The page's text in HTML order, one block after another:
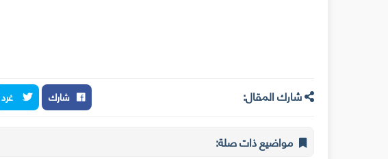
شارك المقال: شارك غرد
مواضيع ذات صلة: